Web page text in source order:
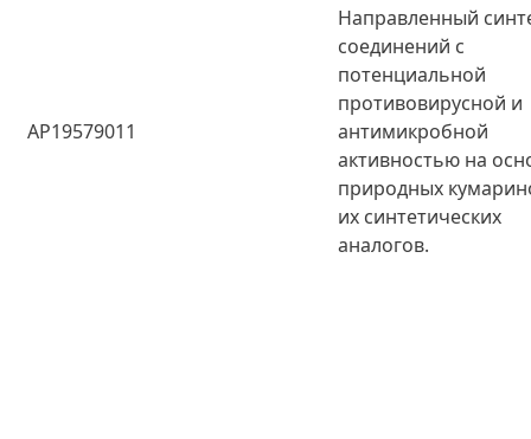
AP19579011
Направленный
соединений с
потенциальной
противовирусной и
антимикробной
активностью на
природных
их синтетических
аналогов.